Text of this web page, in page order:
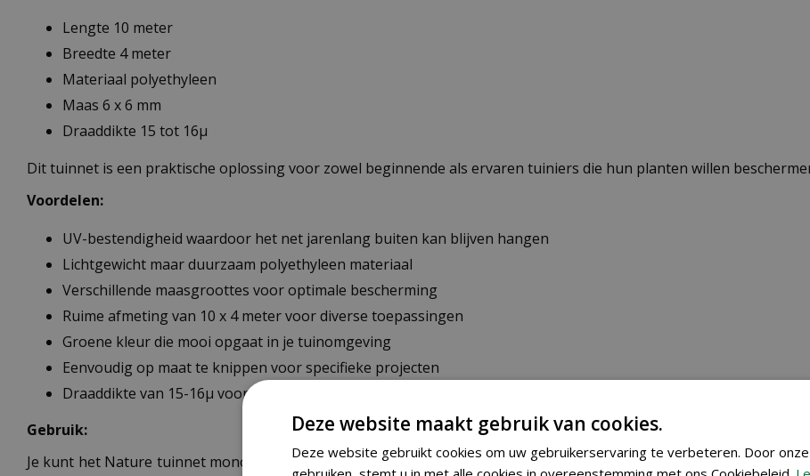
Lengte 10 meter
Breedte 4 meter
Materiaal polyethyleen
Maas 6 x 6 mm
Draaddikte 15 tot 16µ
Dit tuinnet is een praktische oplossing voor zowel beginnende als ervaren tuiniers die hun planten willen
Voordelen:
UV-bestendigheid waardoor het net jarenlang buiten kan blijven hangen
Lichtgewicht maar duurzaam polyethyleen materiaal
Verschillende maasgroottes voor optimale bescherming
Ruime afmeting van 10 x 4 meter voor diverse toepassingen
Groene kleur die mooi opgaat in je tuinomgeving
Eenvoudig op maat te knippen voor specifieke projecten
Draaddikte van 15-16µ voor een goede balans tussen sterkte en gewicht
Gebruik:
Je kunt het Nature tuinnet mono op verschillende manieren in je tuin gebruiken. Het is ideaal als bescherming
Deze website maakt gebruik van cookies.
Deze website gebruikt cookies om uw gebruikerservaring te verbeteren. Door